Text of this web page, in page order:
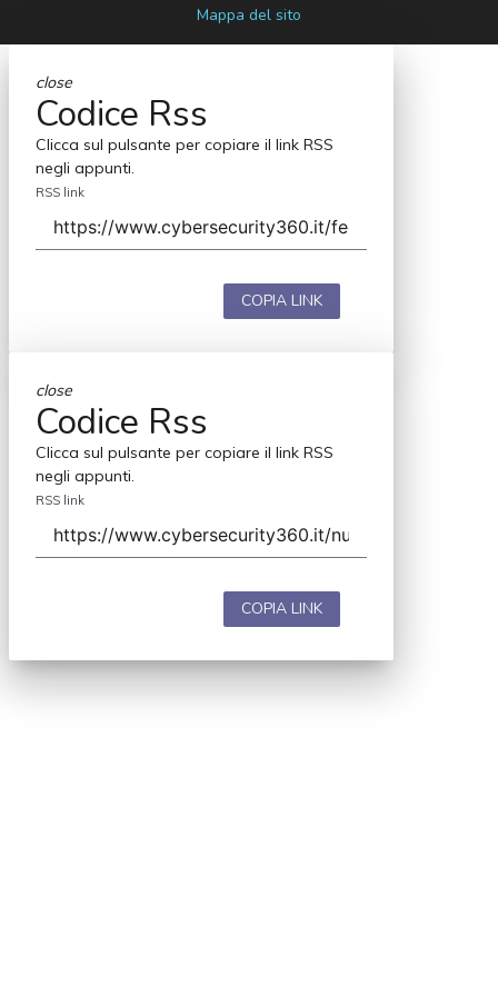
Mappa del sito
close
Codice Rss
Clicca sul pulsante per copiare il link RSS
negli appunti.
RSS link
COPIA LINK
close
Codice Rss
Clicca sul pulsante per copiare il link RSS
negli appunti.
RSS link
COPIA LINK